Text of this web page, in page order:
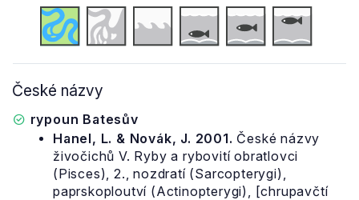
České názvy
rypoun Batesův
Hanel, L. & Novák, J. 2001. České názvy
živočichů V. Ryby a rybovití obratlovci
(Pisces), 2., nozdratí (Sarcopterygi),
paprskoploutví (Actinopterygi), [chrupavčtí